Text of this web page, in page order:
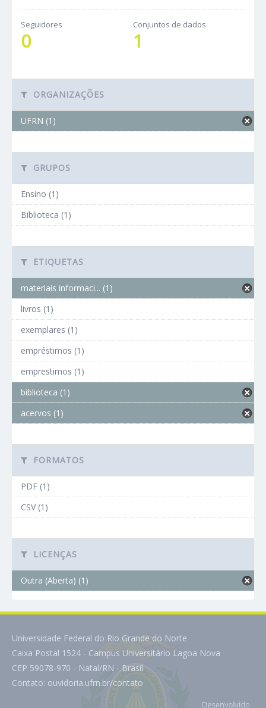
Seguidores
0
Conjuntos de dados
1
ORGANIZAÇÕES
UFRN (1)
GRUPOS
Ensino (1)
Biblioteca (1)
ETIQUETAS
materiais informaci... (1)
livros (1)
exemplares (1)
empréstimos (1)
emprestimos (1)
biblioteca (1)
acervos (1)
FORMATOS
PDF (1)
CSV (1)
LICENÇAS
Outra (Aberta) (1)
Universidade Federal do Rio Grande do Norte
Caixa Postal 1524 - Campus Universitário Lagoa Nova
CEP 59078-970 - Natal/RN - Brasil
Contato: ouvidoria.ufrn.br/contato